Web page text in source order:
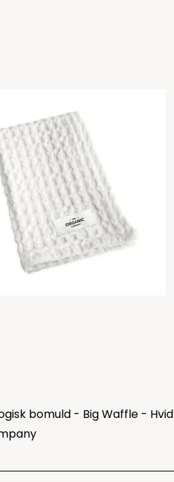
bomuld - Big Waffle - Hvid